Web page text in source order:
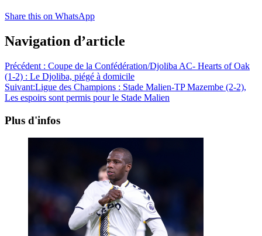
Share this on WhatsApp
Navigation d’article
Précédent : Coupe de la Confédération/Djoliba AC- Hearts of Oak
(1-2) : Le Djoliba, piégé à domicile
Suivant:Ligue des Champions : Stade Malien-TP Mazembe (2-2),
Les espoirs sont permis pour le Stade Malien
Plus d'infos